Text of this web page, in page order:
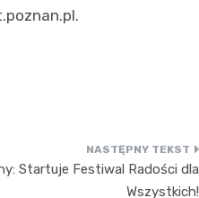
Startuje Festiwal Radości dla
Wszystkich!